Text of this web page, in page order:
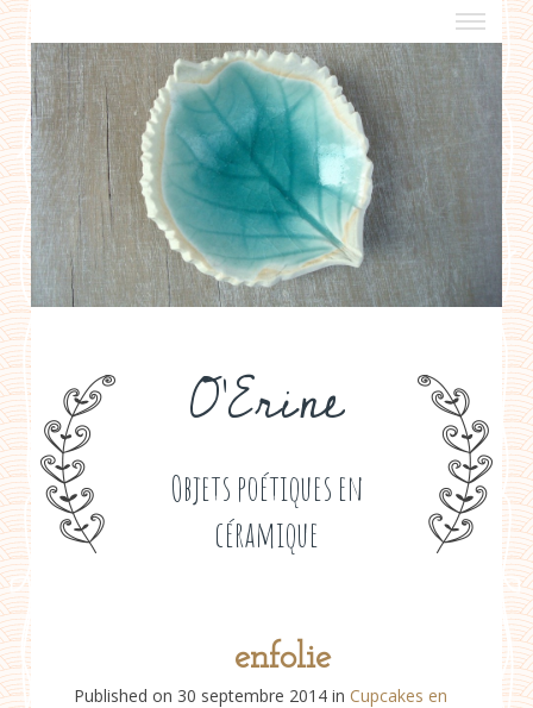
O'Erine
Objets poétiques en
céramique
a propos
boutiques de créateurs
contact
politique de confidentialité
enfolie
Published on 30 septembre 2014 in Cupcakes en